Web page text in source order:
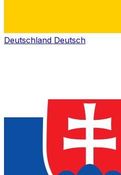
Deutschland Deutsch